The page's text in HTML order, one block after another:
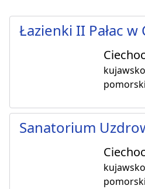
Łazienki II Pałac
Sanatorium